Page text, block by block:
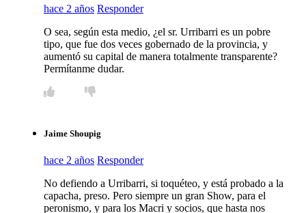
hace 2 años Responder
O sea, según esta medio, ¿el sr. Urribarri es un pobre
tipo, que fue dos veces gobernado de la provincia, y
aumentó su capital de manera totalmente transparente?
Permítanme dudar.
Jaime Shoupig
hace 2 años Responder
No defiendo a Urribarri, si toquéteo, y está probado a la
capacha, preso. Pero siempre un gran Show, para el
peronismo, y para los Macri y socios, que hasta nos